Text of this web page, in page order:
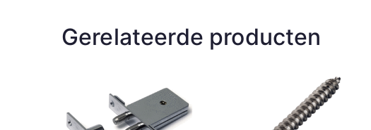
Gerelateerde producten